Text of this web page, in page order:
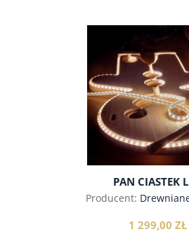
do koszyka
PAN CIASTEK
Producent:
1 299,00 ZŁ